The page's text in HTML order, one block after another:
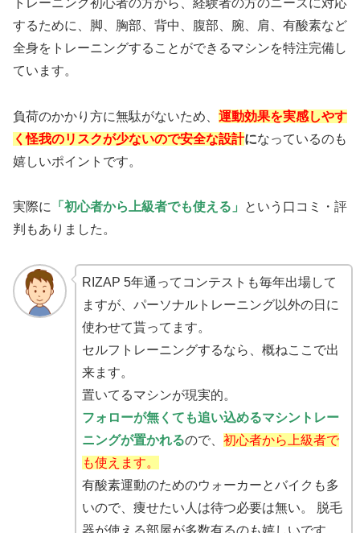
するために、脚、胸部、背中、腹部、腕、肩、有酸素など
全身をトレーニングすることができるマシンを特注完備し
ています。
負荷のかかり方に無駄がないため、 運動効果を実感しやす
く怪我のリスクが少ないので安全な設計になっているのも
嬉しいポイントです。
実際に 「初心者から上級者でも使える」
という口コミ・評
判もありました。
RIZAP 5年通ってコンテストも毎年出場して
ますが、パーソナルトレーニング以外の日に
使わせて貰ってます。
セルフトレーニングするなら、概ねここで出
来ます。
置いてるマシンが現実的。
フォローが無くても追い込めるマシントレー
ニングが置かれるので、 初心者から上級者で
も使えます。
有酸素運動のためのウォーカーとバイクも多
いので、痩せたい人は待つ必要は無い。 脱毛